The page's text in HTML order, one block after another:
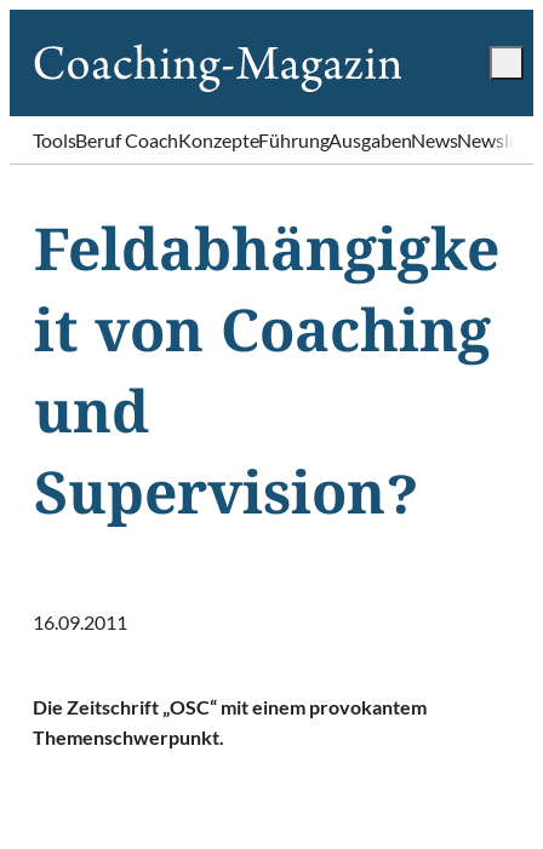
ToolsBeruf CoachKonzepteFührungAusgabenNews
Feldabhängigke
it von Coaching
und
Supervision?
16.09.2011
Die Zeitschrift „OSC“ mit einem provokantem
Themenschwerpunkt.